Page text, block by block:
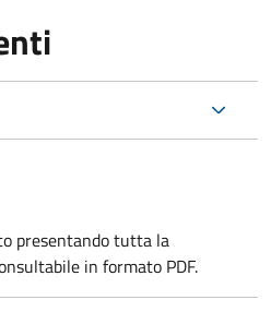
presentando tutta la
in formato PDF.